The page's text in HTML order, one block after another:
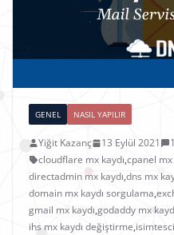
GENEL NASIL YAPILIR
Yiğit Kazanç 13 Eylül 2021
cloudflare mx kaydı,cpanel mx
directadmin mx kaydı,dns mx
domain mx kaydı sorgulama,
gmail mx kaydı,godaddy mx
ihs mx kaydı değiştirme,